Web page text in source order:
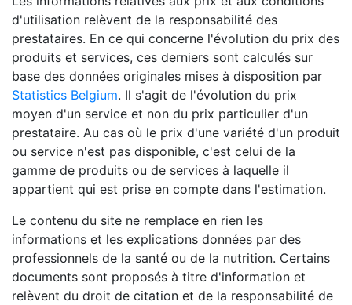
d'utilisation relèvent de la responsabilité des
prestataires. En ce qui concerne l'évolution du prix des
produits et services, ces derniers sont calculés sur
base des données originales mises à disposition par
Statistics Belgium. Il s'agit de l'évolution du prix
moyen d'un service et non du prix particulier d'un
prestataire. Au cas où le prix d'une variété d'un produit
ou service n'est pas disponible, c'est celui de la
gamme de produits ou de services à laquelle il
appartient qui est prise en compte dans l'estimation.
Le contenu du site ne remplace en rien les
informations et les explications données par des
professionnels de la santé ou de la nutrition. Certains
documents sont proposés à titre d'information et
relèvent du droit de citation et de la responsabilité de